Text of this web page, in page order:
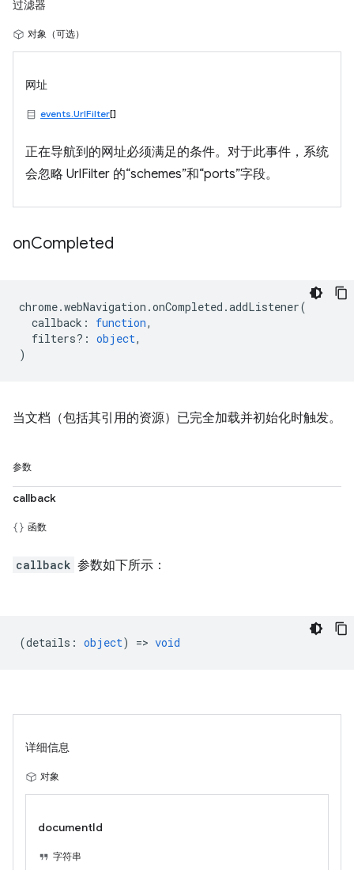
过滤器
对象（可选）
网址
events.UrlFilter[]
正在导航到的网址必须满足的条件。对于此事件，系统
会忽略 UrlFilter 的“schemes”和“ports”字段。
onCompleted
chrome.webNavigation .onCompleted .addListener(
callback : function,
filters? : object,
)
当文档（包括其引用的资源）已完全加载并初始化时触发。
参数
callback
函数
callback 参数如下所示：
(details : object) => void
详细信息
对象
documentId
字符串